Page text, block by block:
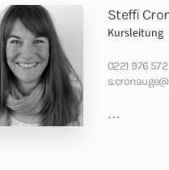
Steffi
Kursleitung
0221 976
…